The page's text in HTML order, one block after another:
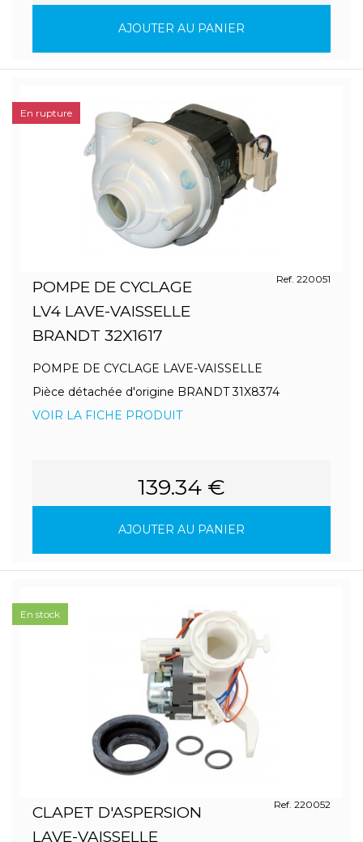
AJOUTER AU PANIER
POMPE DE CYCLAGE
LV4 LAVE-VAISSELLE
BRANDT 32X1617
Ref. 220051
POMPE DE CYCLAGE LAVE-VAISSELLE
Pièce détachée d'origine BRANDT 31X8374
VOIR LA FICHE PRODUIT
139.34 €
AJOUTER AU PANIER
En rupture
CLAPET D'ASPERSION
LAVE-VAISSELLE
Ref. 220052
En stock